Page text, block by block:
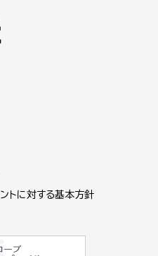
トに対する基本方針